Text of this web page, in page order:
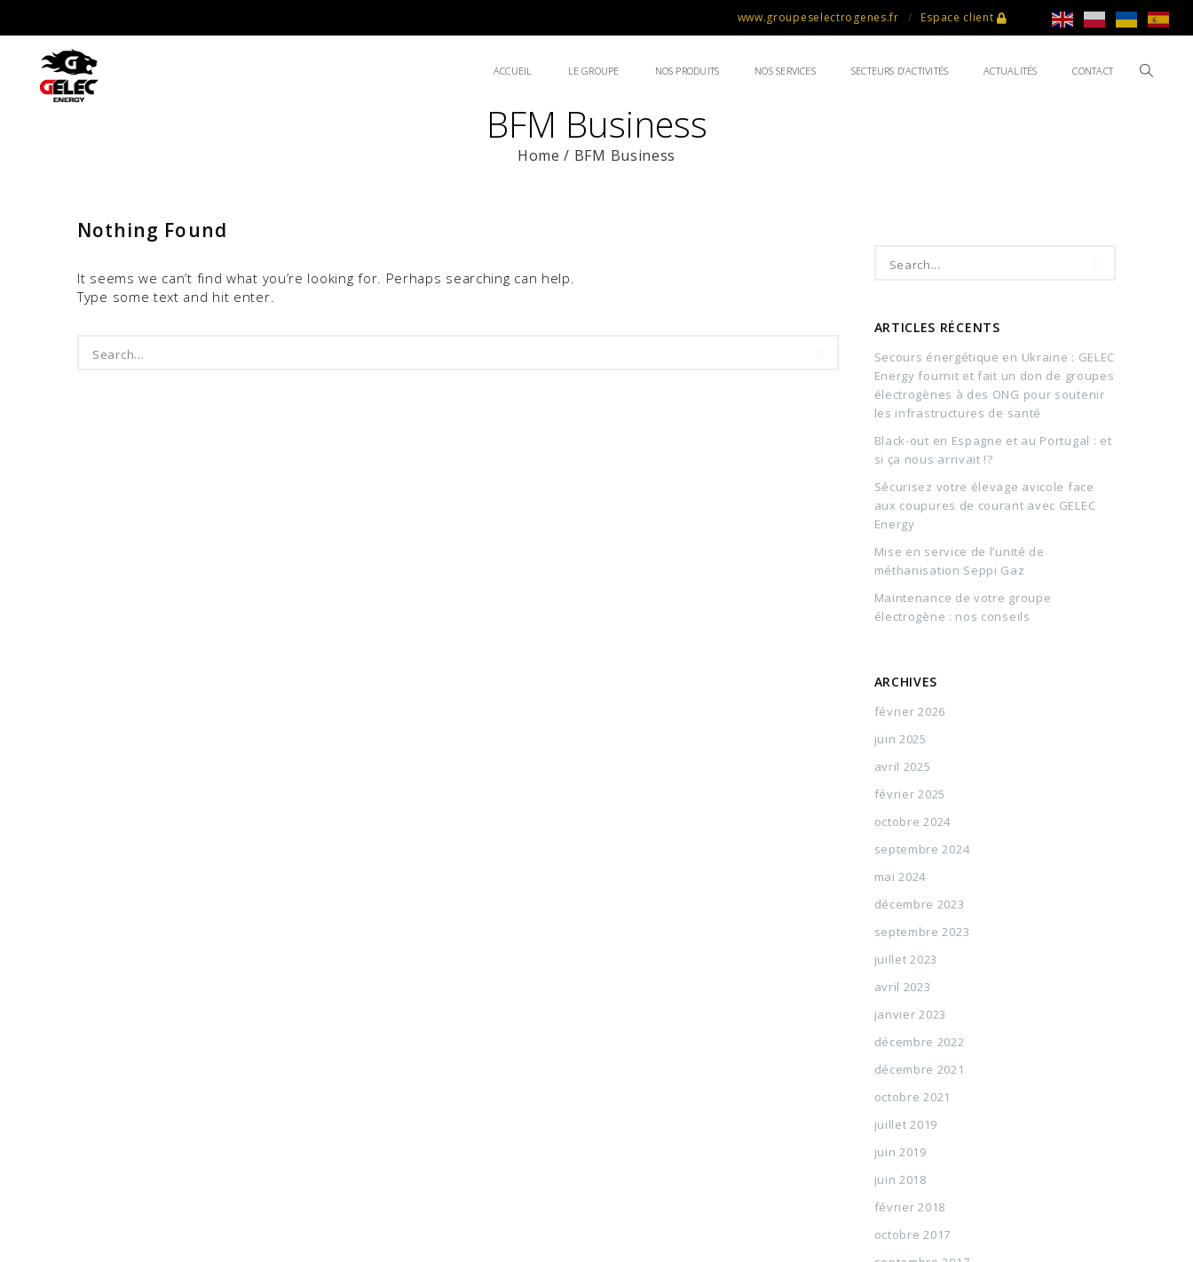
www.groupeselectrogenes.fr Espace client
ACCUEIL LE GROUPE NOS PRODUITS NOS SERVICES SECTEURS D’ACTIVITÉS ACTUALITÉS CONTACT
BFM Business
Home / BFM Business
Nothing Found
It seems we can’t find what you’re looking for. Perhaps searching can help.
Type some text and hit enter.
ARTICLES RÉCENTS
Secours énergétique en Ukraine : GELEC
Energy fournit et fait un don de groupes
électrogènes à des ONG pour soutenir
les infrastructures de santé
Black-out en Espagne et au Portugal : et
si ça nous arrivait !?
Sécurisez votre élevage avicole face
aux coupures de courant avec GELEC
Energy
Mise en service de l’unité de
méthanisation Seppi Gaz
Maintenance de votre groupe
électrogène : nos conseils
ARCHIVES
février 2026
juin 2025
avril 2025
février 2025
octobre 2024
septembre 2024
mai 2024
décembre 2023
septembre 2023
juillet 2023
avril 2023
janvier 2023
décembre 2022
décembre 2021
octobre 2021
juillet 2019
juin 2019
juin 2018
février 2018
octobre 2017